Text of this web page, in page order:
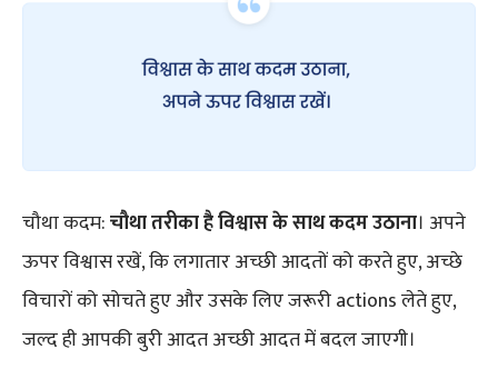
चौथा कदम:चौथा तरीका है विश्वास के साथ कदम उठाना। अपने
ऊपर विश्वास रखें, कि लगातार अच्छी आदतों को करते हुए, अच्छे
विचारों को सोचते हुए और उसके लिए जरूरी actions लेते हुए,
जल्द ही आपकी बुरी आदत अच्छी आदत में बदल जाएगी।